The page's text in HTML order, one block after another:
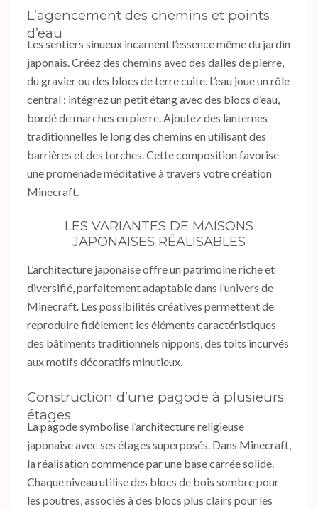
L’agencement des chemins et points
d’eau
Les sentiers sinueux incarnent l’essence même du jardin
japonais. Créez des chemins avec des dalles de pierre,
du gravier ou des blocs de terre cuite. L’eau joue un rôle
central : intégrez un petit étang avec des blocs d’eau,
bordé de marches en pierre. Ajoutez des lanternes
traditionnelles le long des chemins en utilisant des
barrières et des torches. Cette composition favorise
une promenade méditative à travers votre création
Minecraft.
LES VARIANTES DE MAISONS
JAPONAISES RÉALISABLES
L’architecture japonaise offre un patrimoine riche et
diversifié, parfaitement adaptable dans l’univers de
Minecraft. Les possibilités créatives permettent de
reproduire fidèlement les éléments caractéristiques
des bâtiments traditionnels nippons, des toits incurvés
aux motifs décoratifs minutieux.
Construction d’une pagode à plusieurs
étages
La pagode symbolise l’architecture religieuse
japonaise avec ses étages superposés. Dans Minecraft,
la réalisation commence par une base carrée solide.
Chaque niveau utilise des blocs de bois sombre pour
les poutres, associés à des blocs plus clairs pour les